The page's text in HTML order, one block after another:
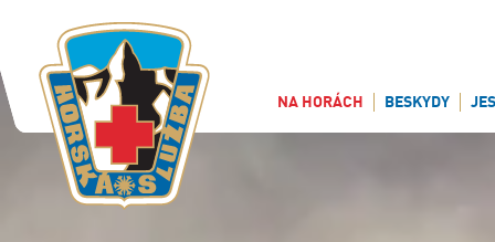
NA HORÁCH BESKYDY